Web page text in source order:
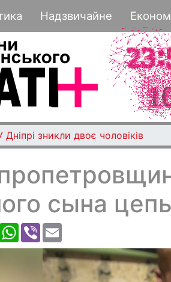
Надзвичайне
Дніпрі зникли двоє чоловіків
сына
TelegramWhatsApp
Viber